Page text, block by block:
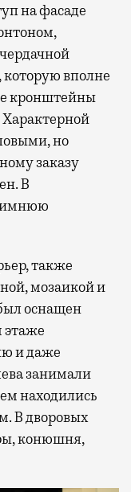
на фасаде
вполне
кронштейны
но
заказу
В
также
мозаикой и
оснащен
этаже
и даже
занимали
находились
В дворовых
конюшня,